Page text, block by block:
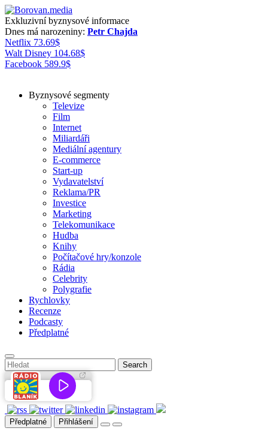
Exkluzivní byznysové informace
Dnes má narozeniny: Petr Chajda
Netflix 73.69$
Walt Disney 104.68$
Facebook 589.9$
Byznysové segmenty
Televize
Film
Internet
Miliardáři
Mediální agentury
E-commerce
Start-up
Vydavatelství
Reklama/PR
Investice
Marketing
Telekomunikace
Hudba
Knihy
Počítačové hry/konzole
Rádia
Celebrity
Polygrafie
Rychlovky
Recenze
Podcasty
Předplatné
Předplatné Přihlášení